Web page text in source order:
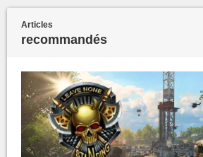
Articles
recommandés